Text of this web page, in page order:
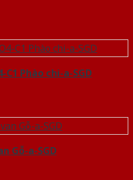
C1 Phào chi-a-SGD
Gỗ-a-SGD